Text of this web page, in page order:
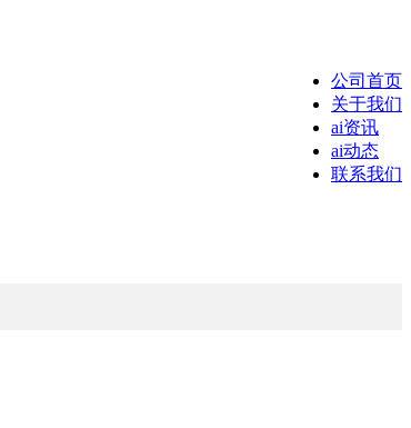
公司首页
关于我们
ai资讯
ai动态
联系我们